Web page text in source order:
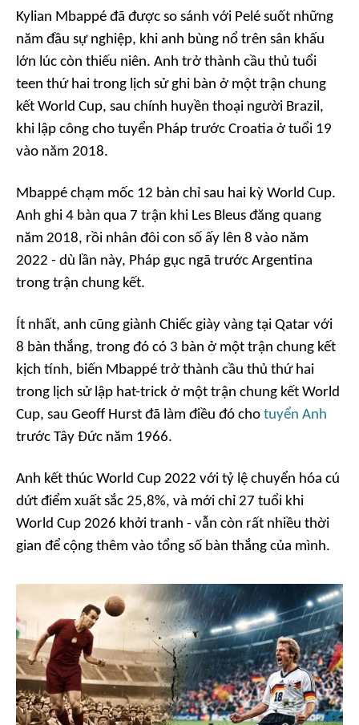
Kylian Mbappé đã được so sánh với Pelé suốt những
năm đầu sự nghiệp, khi anh bùng nổ trên sân khấu
lớn lúc còn thiếu niên. Anh trở thành cầu thủ tuổi
teen thứ hai trong lịch sử ghi bàn ở một trận chung
kết World Cup, sau chính huyền thoại người Brazil,
khi lập công cho tuyển Pháp trước Croatia ở tuổi 19
vào năm 2018.
Mbappé chạm mốc 12 bàn chỉ sau hai kỳ World Cup.
Anh ghi 4 bàn qua 7 trận khi Les Bleus đăng quang
năm 2018, rồi nhân đôi con số ấy lên 8 vào năm
2022 - dù lần này, Pháp gục ngã trước Argentina
trong trận chung kết.
Ít nhất, anh cũng giành Chiếc giày vàng tại Qatar với
8 bàn thắng, trong đó có 3 bàn ở một trận chung kết
kịch tính, biến Mbappé trở thành cầu thủ thứ hai
trong lịch sử lập hat-trick ở một trận chung kết World
Cup, sau Geoff Hurst đã làm điều đó cho tuyển Anh
trước Tây Đức năm 1966.
Anh kết thúc World Cup 2022 với tỷ lệ chuyển hóa cú
dứt điểm xuất sắc 25,8%, và mới chỉ 27 tuổi khi
World Cup 2026 khởi tranh - vẫn còn rất nhiều thời
gian để cộng thêm vào tổng số bàn thắng của mình.